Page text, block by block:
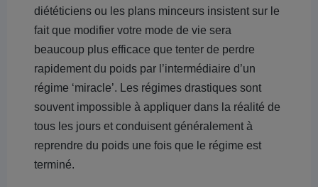
diététiciens ou les plans minceurs insistent sur le
fait que modifier votre mode de vie sera
beaucoup plus efficace que tenter de perdre
rapidement du poids par l’intermédiaire d’un
régime ‘miracle’. Les régimes drastiques sont
souvent impossible à appliquer dans la réalité de
tous les jours et conduisent généralement à
reprendre du poids une fois que le régime est
terminé.